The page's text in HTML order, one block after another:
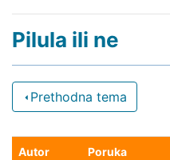
Pilula ili ne
Prethodna tema
Autor Poruka